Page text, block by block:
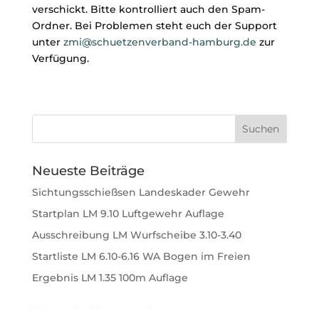
verschickt. Bitte kontrolliert auch den Spam-
Ordner. Bei Problemen steht euch der Support
unter zmi@schuetzenverband-hamburg.de zur
Verfügung.
Neueste Beiträge
Sichtungsschießsen Landeskader Gewehr
Startplan LM 9.10 Luftgewehr Auflage
Ausschreibung LM Wurfscheibe 3.10-3.40
Startliste LM 6.10-6.16 WA Bogen im Freien
Ergebnis LM 1.35 100m Auflage